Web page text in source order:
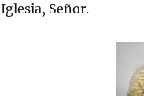
Iglesia, Señor.